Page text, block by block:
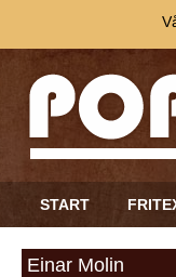
START
Einar Molin